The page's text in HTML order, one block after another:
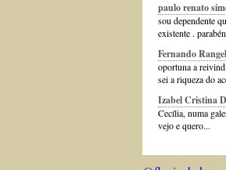
paulo renato
sou dependente
existente .
Fernando
oportuna a
sei a riqueza do
Izabel Cristina
Cecília, numa
vejo e quero...